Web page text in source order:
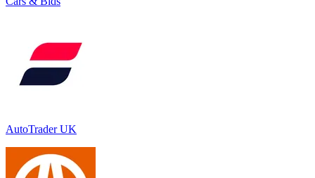
AutoTrader UK